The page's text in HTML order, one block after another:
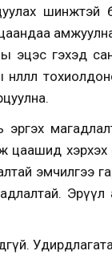
эцэс гэхэд
хэрхэх
эмчилгээ
Эрүүл